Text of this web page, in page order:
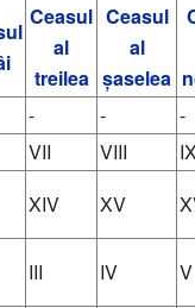
Ceasul
al
treilea
Ceasul
al
șaselea
- - -
VII VIII IX
XIV XV
III IV V